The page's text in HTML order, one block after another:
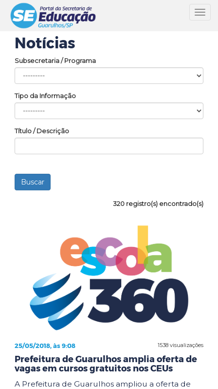
Notícias
Subsecretaria / Programa
Tipo da Informação
Título / Descrição
320 registro(s) encontrado(s)
1538 visualizações
25/05/2018, às 9:08
Prefeitura de Guarulhos amplia oferta de
vagas em cursos gratuitos nos CEUs
A Prefeitura de Guarulhos ampliou a oferta de